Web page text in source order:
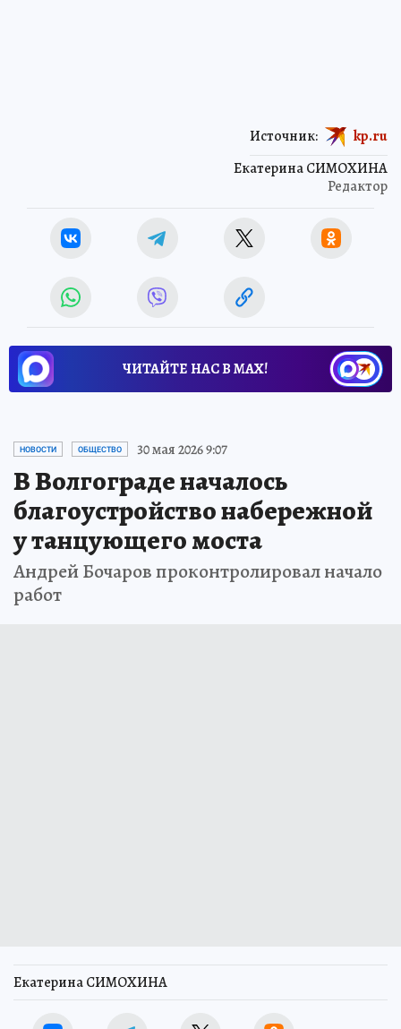
Екатерина СИМОХИНА
Редактор
Источник: kp.ru
ЧИТАЙТЕ НАС В МАХ!
НОВОСТИ ОБЩЕСТВО 30 мая 2026 9:07
В Волгограде началось
благоустройство набережной
у танцующего моста
Андрей Бочаров проконтролировал начало
работ
Екатерина СИМОХИНА